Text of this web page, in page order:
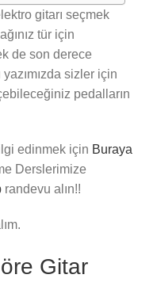
gitarı seçmek
tür için
de son derece
sizler için
pedalların
edinmek için Buraya
Derslerimize
randevu alın!!
Gitar